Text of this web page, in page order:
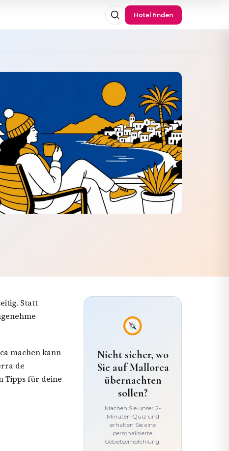
Hotel finden
Statt
machen kann
de
Tipps für deine
Nicht sicher, wo
Sie auf Mallorca
übernachten
sollen?
Machen Sie unser 2-
Minuten-Quiz und
erhalten Sie eine
personalisierte
Gebietsempfehlung.